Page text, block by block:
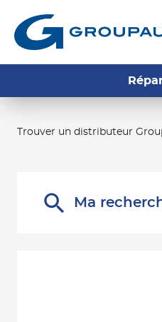
Trouver un distributeur
Ma